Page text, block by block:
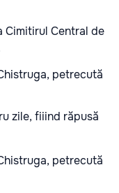
Cimitirul Central de
zile, fiiind răpusă